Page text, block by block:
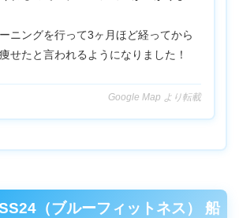
ニングを行って3ヶ月ほど経ってから
せたと言われるようになりました！
Google Map より転載
（ブルーフィットネス） 船